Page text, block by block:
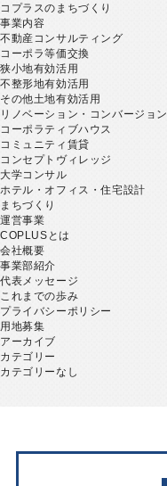
コプラスのまちづくり
事業内容
不動産コンサルティング
コーポラ等価交換
狭小地有効活用
不整形地有効活用
その他土地有効活用
リノベーション・コンバージョン
コーポラティブハウス
コミュニティ賃貸
コンセプトヴィレッジ
大学コンサル
ホテル・オフィス・住宅設計
まちづくり
運営事業
COPLUSとは
会社概要
事業部紹介
代表メッセージ
これまでの歩み
プライバシーポリシー
用地募集
アーカイブ
カテゴリー
カテゴリーなし